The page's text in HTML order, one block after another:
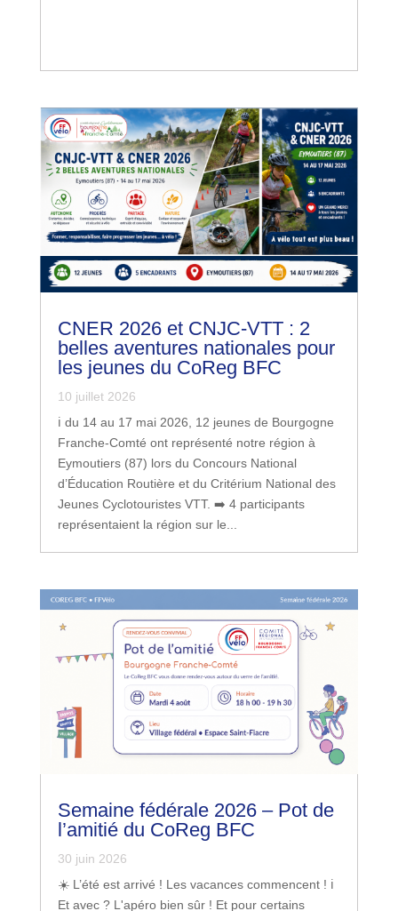
CNER 2026 et CNJC-VTT : 2
belles aventures nationales pour
les jeunes du CoReg BFC
10 juillet 2026
ℹ️ du 14 au 17 mai 2026, 12 jeunes de Bourgogne
Franche-Comté ont représenté notre région à
Eymoutiers (87) lors du Concours National
d’Éducation Routière et du Critérium National des
Jeunes Cyclotouristes VTT. ➡️ 4 participants
représentaient la région sur le...
Semaine fédérale 2026 – Pot de
l’amitié du CoReg BFC
30 juin 2026
☀️ L’été est arrivé ! Les vacances commencent ! ‍ℹ️
Et avec ? L'apéro bien sûr ! Et pour certains